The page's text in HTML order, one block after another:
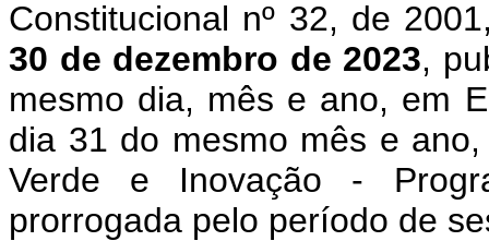
Constitucional nº 32, de
30 de dezembro de 2023,
mesmo dia, mês e ano, em
dia 31 do mesmo mês e
Verde e Inovação -
prorrogada pelo período de